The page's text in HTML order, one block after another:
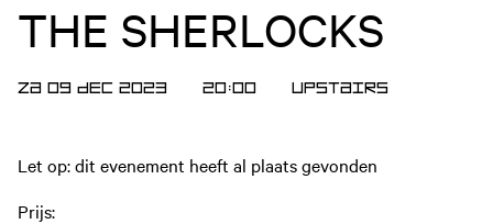
THE SHERLOCKS
ZA 09 DEC 2023 20:00 Upstairs
Let op: dit evenement heeft al plaats gevonden
Prijs: